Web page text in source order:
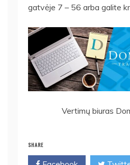
gatvėje 7 – 56 arba galite
Vertimų biuras
SHARE